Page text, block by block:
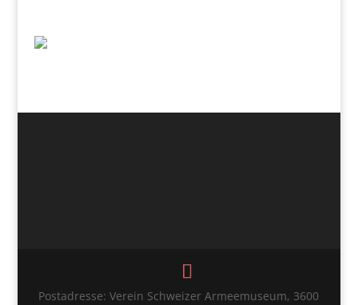
Postadresse: Verein Schweizer Armeemuseum, 3600